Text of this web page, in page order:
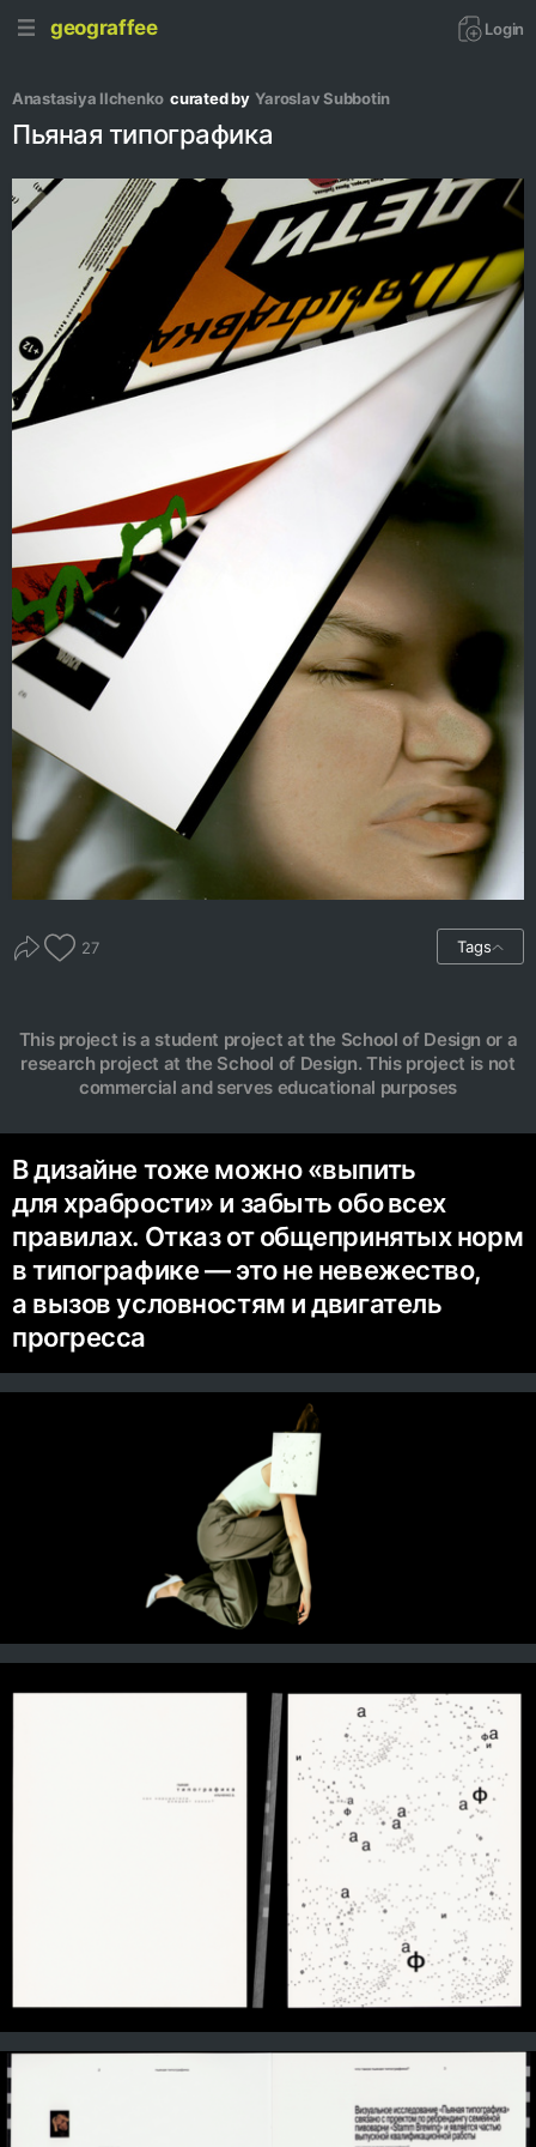
geograffee Login
Anastasiya Ilchenko curated by Yaroslav Subbotin
Пьяная типографика
27 Tags
This project is a student project at the School of Design or a
research project at the School of Design. This project is not
commercial and serves educational purposes
В дизайне тоже можно «выпить
для храбрости» и забыть обо всех
правилах. Отказ от общепринятых норм
в типографике — это не невежество,
а вызов условностям и двигатель
прогресса